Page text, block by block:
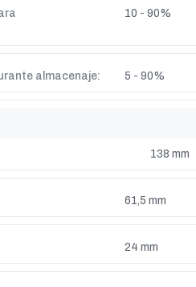
10 - 90%
almacenaje: 5 - 90%
138 mm
61,5 mm
24 mm